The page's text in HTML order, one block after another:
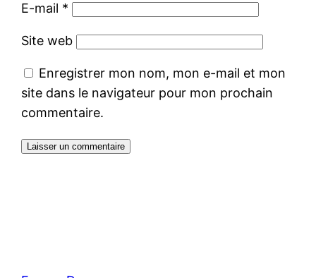
E-mail *
Site web
Enregistrer mon nom, mon e-mail et mon
site dans le navigateur pour mon prochain
commentaire.